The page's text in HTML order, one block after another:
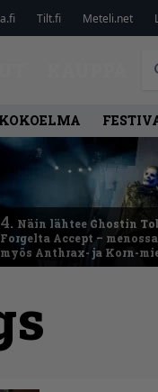
Tilt.fi Meteli.net
KOKOELMA
4. Näin lähtee Ghostin
Forgelta Accept –
myös Anthrax- ja Korn-